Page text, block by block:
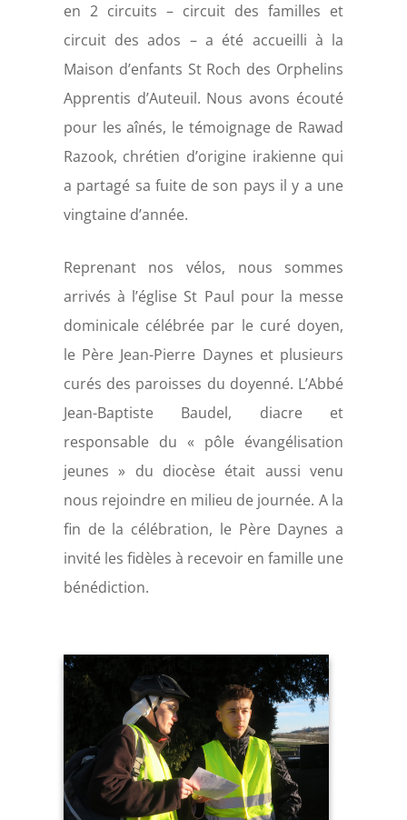
en 2 circuits – circuit des familles et
circuit des ados – a été accueilli à la
Maison d’enfants St Roch des Orphelins
Apprentis d’Auteuil. Nous avons écouté
pour les aînés, le témoignage de Rawad
Razook, chrétien d’origine irakienne qui
a partagé sa fuite de son pays il y a une
vingtaine d’année.
Reprenant nos vélos, nous sommes
arrivés à l’église St Paul pour la messe
dominicale célébrée par le curé doyen,
le Père Jean-Pierre Daynes et plusieurs
curés des paroisses du doyenné. L’Abbé
Jean-Baptiste Baudel, diacre et
responsable du « pôle évangélisation
jeunes » du diocèse était aussi venu
nous rejoindre en milieu de journée. A la
fin de la célébration, le Père Daynes a
invité les fidèles à recevoir en famille une
bénédiction.